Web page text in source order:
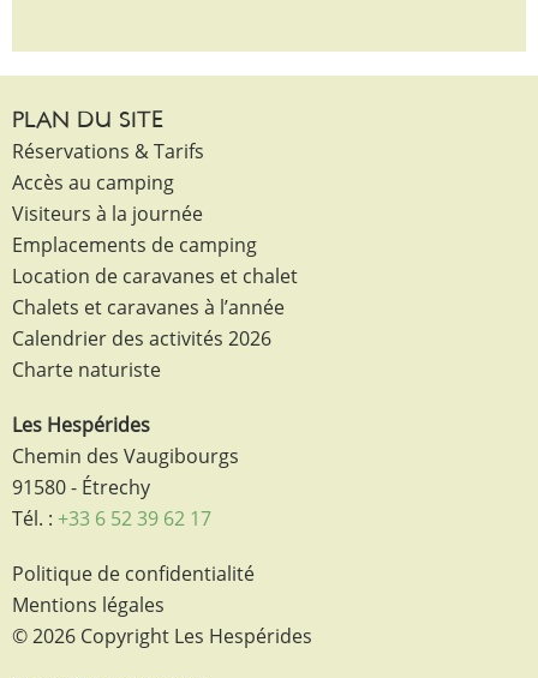
PLAN DU SITE
Réservations & Tarifs
Accès au camping
Visiteurs à la journée
Emplacements de camping
Location de caravanes et chalet
Chalets et caravanes à l’année
Calendrier des activités 2026
Charte naturiste
Les Hespérides
Chemin des Vaugibourgs
91580 - Étrechy
Tél. : +33 6 52 39 62 17
Politique de confidentialité
Mentions légales
© 2026 Copyright Les Hespérides